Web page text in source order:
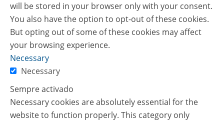
will be stored in your browser only with your consent.
You also have the option to opt-out of these cookies.
But opting out of some of these cookies may affect
your browsing experience.
Necessary
Necessary
Sempre activado
Necessary cookies are absolutely essential for the
website to function properly. This category only